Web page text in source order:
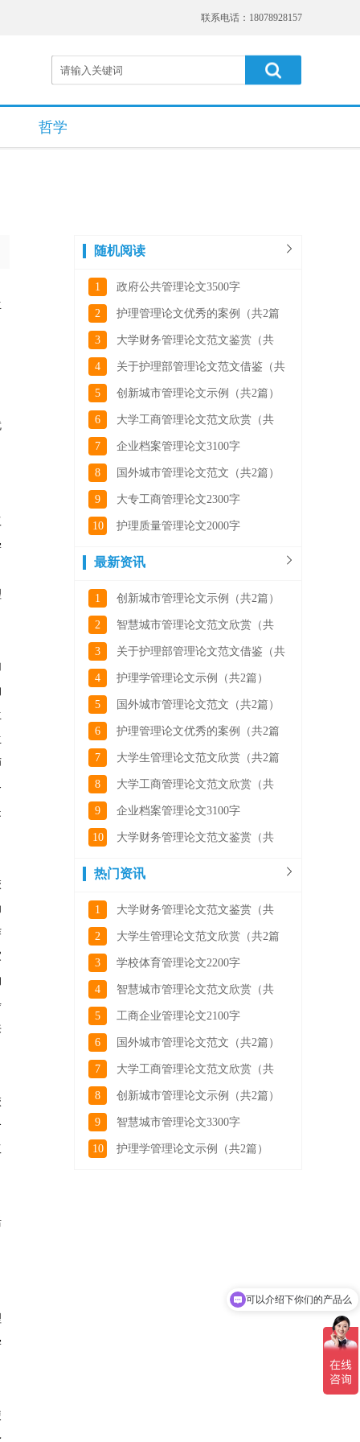
联系电话：18078928157
哲学
随机阅读
1 政府公共管理论文3500字
2 护理管理论文优秀的案例（共2篇
3 大学财务管理论文范文鉴赏（共
4 关于护理部管理论文范文借鉴（共
5 创新城市管理论文示例（共2篇）
6 大学工商管理论文范文欣赏（共
7 企业档案管理论文3100字
8 国外城市管理论文范文（共2篇）
9 大专工商管理论文2300字
10 护理质量管理论文2000字
最新资讯
1 创新城市管理论文示例（共2篇）
2 智慧城市管理论文范文欣赏（共
3 关于护理部管理论文范文借鉴（共
4 护理学管理论文示例（共2篇）
5 国外城市管理论文范文（共2篇）
6 护理管理论文优秀的案例（共2篇
7 大学生管理论文范文欣赏（共2篇
8 大学工商管理论文范文欣赏（共
9 企业档案管理论文3100字
10 大学财务管理论文范文鉴赏（共
热门资讯
1 大学财务管理论文范文鉴赏（共
2 大学生管理论文范文欣赏（共2篇
3 学校体育管理论文2200字
4 智慧城市管理论文范文欣赏（共
5 工商企业管理论文2100字
6 国外城市管理论文范文（共2篇）
7 大学工商管理论文范文欣赏（共
8 创新城市管理论文示例（共2篇）
9 智慧城市管理论文3300字
10 护理学管理论文示例（共2篇）
可以介绍下你们的产品么